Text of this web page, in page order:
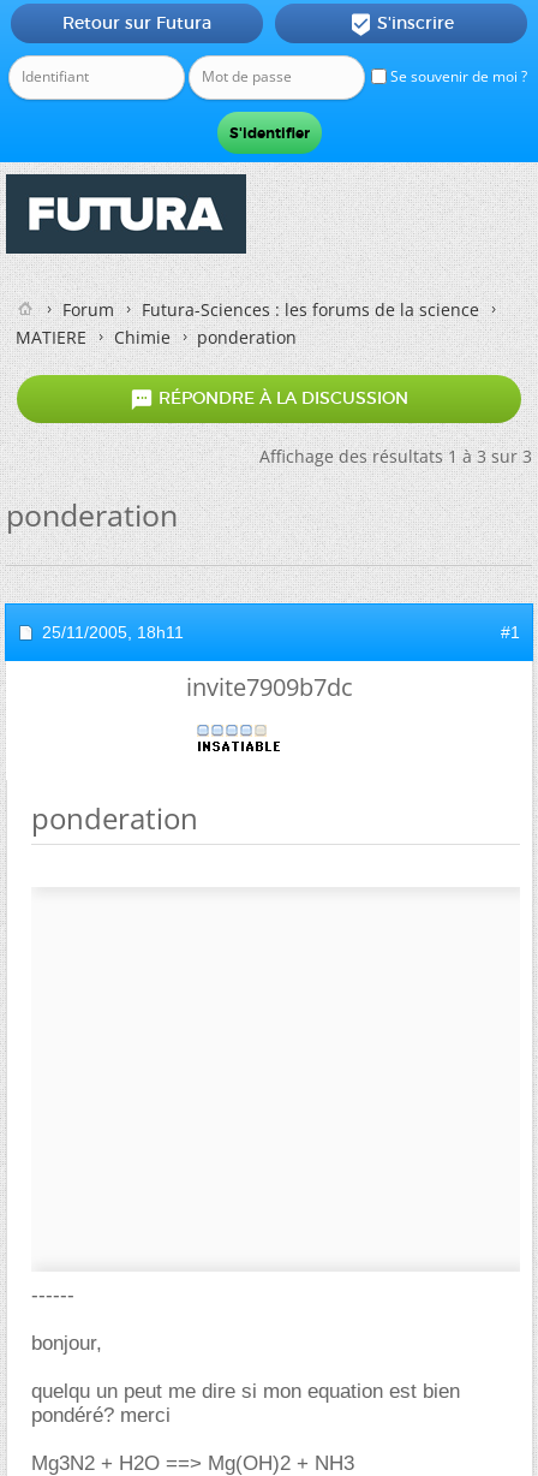
Se souvenir de moi ?
Retour sur Futura  S'inscrire
Forum
Futura-Sciences : les forums de la science
MATIERE
Chimie ponderation
 RÉPONDRE À LA DISCUSSION
Affichage des résultats 1 à 3 sur 3
ponderation
25/11/2005, 18h11 #1
invite7909b7dc
ponderation
------
bonjour,
quelqu un peut me dire si mon equation est bien
pondéré? merci
Mg3N2 + H2O ==> Mg(OH)2 + NH3